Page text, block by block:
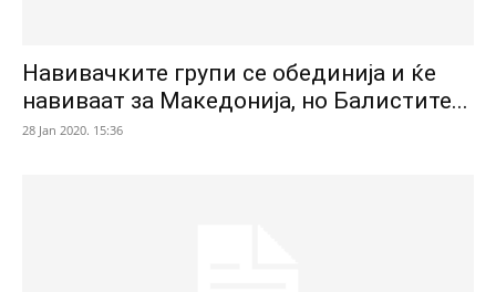
Навивачките групи се обединија и ќе
навиваат за Македонија, но Балистите...
28 Jan 2020. 15:36